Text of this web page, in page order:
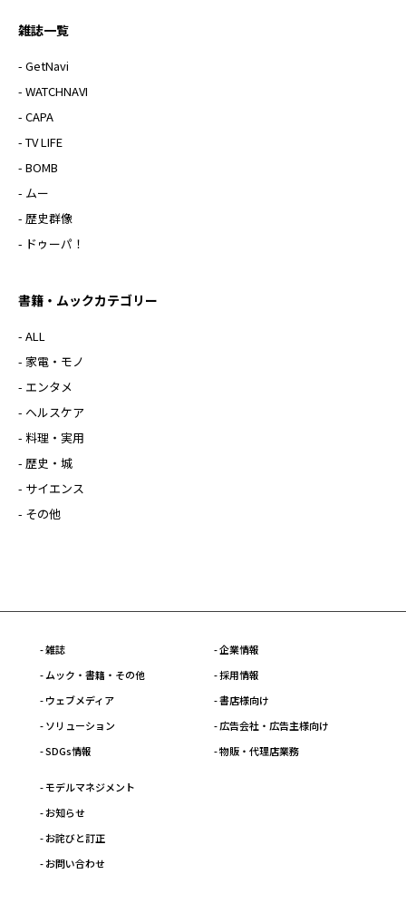
雑誌一覧
- GetNavi
- WATCHNAVI
- CAPA
- TV LIFE
- BOMB
- ムー
- 歴史群像
- ドゥーパ！
書籍・ムックカテゴリー
- ALL
- 家電・モノ
- エンタメ
- ヘルスケア
- 料理・実用
- 歴史・城
- サイエンス
- その他
- 雑誌
- ムック・書籍・その他
- ウェブメディア
- ソリューション
- SDGs情報
- 企業情報
- 採用情報
- 書店様向け
- 広告会社・広告主様向け
- 物販・代理店業務
- モデルマネジメント
- お知らせ
- お詫びと訂正
- お問い合わせ